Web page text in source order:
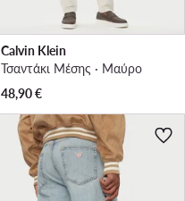
Calvin Klein
Τσαντάκι Μέσης · Μαύρο
48,90€